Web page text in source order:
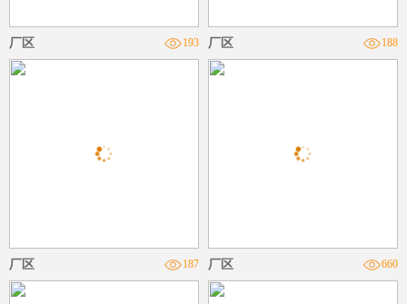
厂区 193 厂区 188
厂区 187 厂区 660